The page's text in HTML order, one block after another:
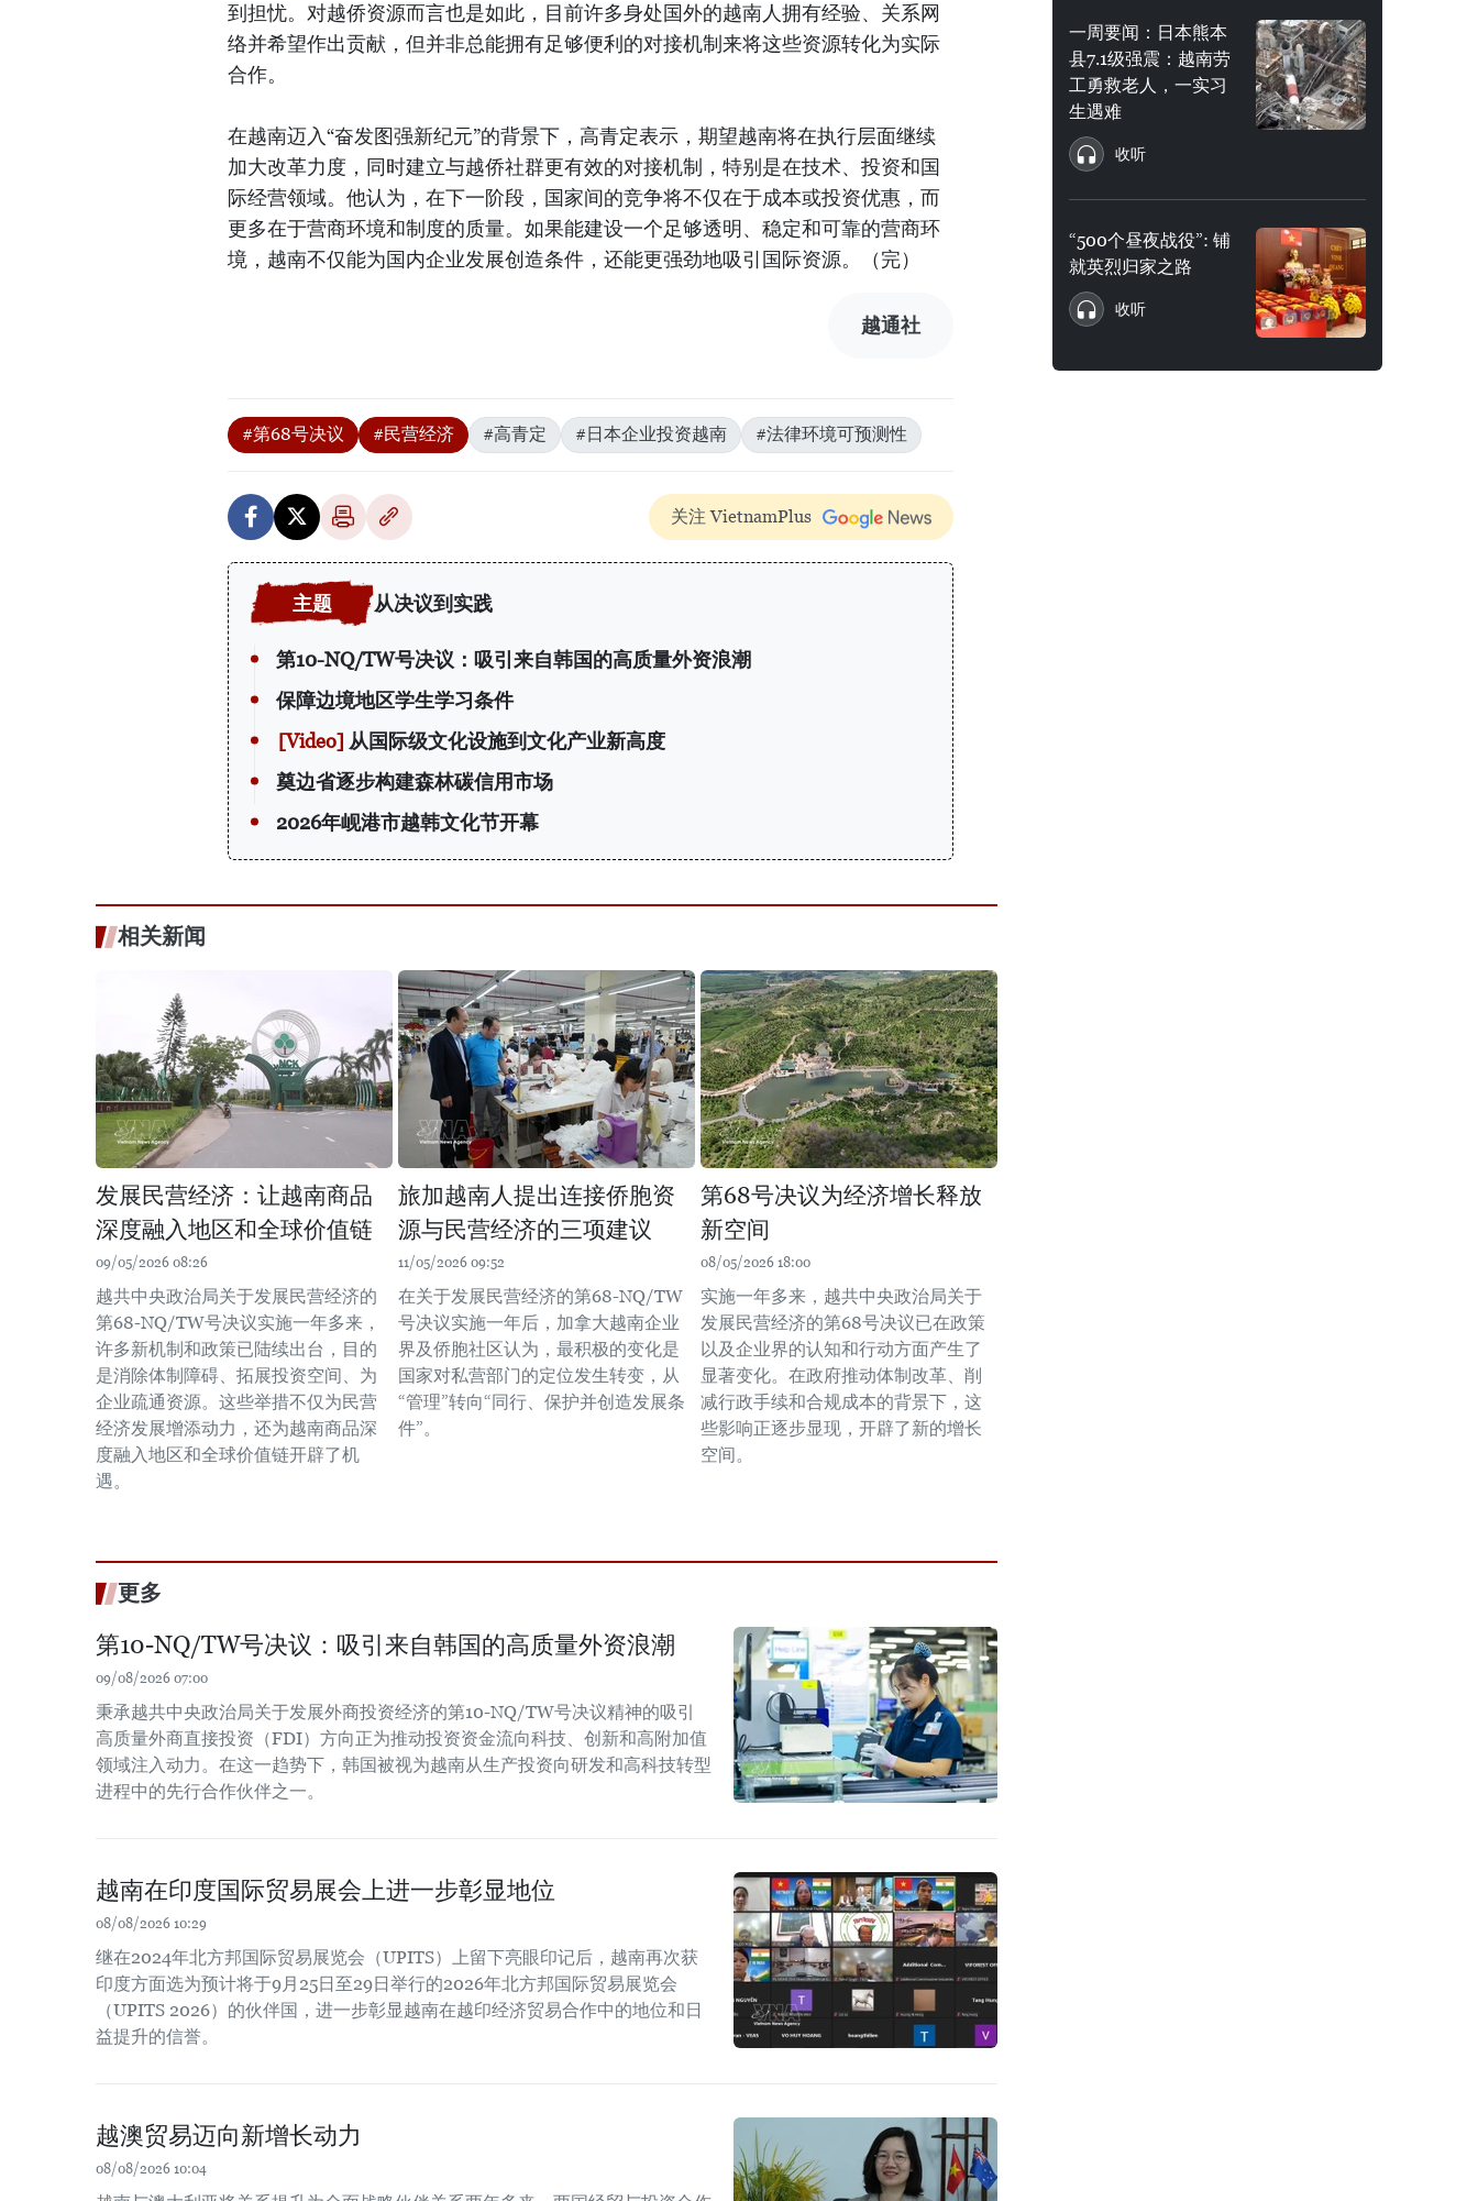
到担忧。对越侨资源而言也是如此，目前许多身处国外的越南人拥有经验、关系网
络并希望作出贡献，但并非总能拥有足够便利的对接机制来将这些资源转化为实际
合作。
在越南迈入“奋发图强新纪元”的背景下，高青定表示，期望越南将在执行层面继续
加大改革力度，同时建立与越侨社群更有效的对接机制，特别是在技术、投资和国
际经营领域。他认为，在下一阶段，国家间的竞争将不仅在于成本或投资优惠，而
更多在于营商环境和制度的质量。如果能建设一个足够透明、稳定和可靠的营商环
境，越南不仅能为国内企业发展创造条件，还能更强劲地吸引国际资源。（完）
越通社
#第68号决议 #民营经济 #高青定 #日本企业投资越南 #法律环境可预测性
关注 VietnamPlus
从决议到实践
第10-NQ/TW号决议：吸引来自韩国的高质量外资浪潮
保障边境地区学生学习条件
从国际级文化设施到文化产业新高度
奠边省逐步构建森林碳信用市场
2026年岘港市越韩文化节开幕
相关新闻
发展民营经济：让越南商品
深度融入地区和全球价值链
09/05/2026 08:26
越共中央政治局关于发展民营经济的
第68-NQ/TW号决议实施一年多来，
许多新机制和政策已陆续出台，目的
是消除体制障碍、拓展投资空间、为
企业疏通资源。这些举措不仅为民营
经济发展增添动力，还为越南商品深
度融入地区和全球价值链开辟了机
遇。
旅加越南人提出连接侨胞资
源与民营经济的三项建议
11/05/2026 09:52
在关于发展民营经济的第68-NQ/TW
号决议实施一年后，加拿大越南企业
界及侨胞社区认为，最积极的变化是
国家对私营部门的定位发生转变，从
“管理”转向“同行、保护并创造发展条
件”。
第68号决议为经济增长释放
新空间
08/05/2026 18:00
实施一年多来，越共中央政治局关于
发展民营经济的第68号决议已在政策
以及企业界的认知和行动方面产生了
显著变化。在政府推动体制改革、削
减行政手续和合规成本的背景下，这
些影响正逐步显现，开辟了新的增长
空间。
更多
第10-NQ/TW号决议：吸引来自韩国的高质量外资浪潮
09/08/2026 07:00
秉承越共中央政治局关于发展外商投资经济的第10-NQ/TW号决议精神的吸引
高质量外商直接投资（FDI）方向正为推动投资资金流向科技、创新和高附加值
领域注入动力。在这一趋势下，韩国被视为越南从生产投资向研发和高科技转型
进程中的先行合作伙伴之一。
越南在印度国际贸易展会上进一步彰显地位
08/08/2026 10:29
继在2024年北方邦国际贸易展览会（UPITS）上留下亮眼印记后，越南再次获
印度方面选为预计将于9月25日至29日举行的2026年北方邦国际贸易展览会
（UPITS 2026）的伙伴国，进一步彰显越南在越印经济贸易合作中的地位和日
益提升的信誉。
越澳贸易迈向新增长动力
08/08/2026 10:04
一周要闻：日本熊本
县7.1级强震：越南劳
工勇救老人，一实习
生遇难
收听
“500个昼夜战役”: 铺
就英烈归家之路
收听